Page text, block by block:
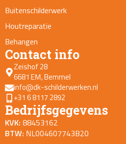
Buitenschilderwerk
Houtreparatie
Behangen
Contact info
Zeishof 28
6681 EM, Bemmel
info@dk-schilderwerken.nl
+31 6 8117 2892
Bedrijfsgegevens
KVK: 88453162
BTW: NL004607743B20